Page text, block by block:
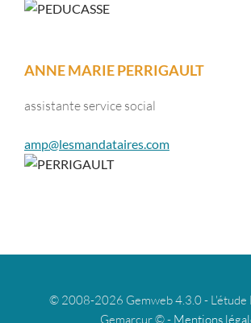
ANNE MARIE PERRIGAULT
assistante service social
amp@lesmandataires.com
© 2008-2026 Gemweb 4.3.0 - L'étude
Gemarcur © - Mentions